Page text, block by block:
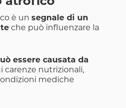
è un segnale di un
che può influenzare la
essere causata da
carenze nutrizionali,
mediche